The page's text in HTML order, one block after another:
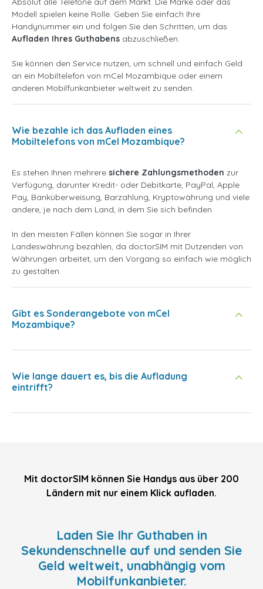
Modell spielen keine Rolle. Geben Sie einfach Ihre
Handynummer ein und folgen Sie den Schritten, um das
Aufladen Ihres Guthabens abzuschließen.
Sie können den Service nutzen, um schnell und einfach Geld
an ein Mobiltelefon von mCel Mozambique oder einem
anderen Mobilfunkanbieter weltweit zu senden.
Wie bezahle ich das Aufladen eines
Mobiltelefons von mCel Mozambique?
Es stehen Ihnen mehrere sichere Zahlungsmethoden zur
Verfügung, darunter Kredit- oder Debitkarte, PayPal, Apple
Pay, Banküberweisung, Barzahlung, Kryptowährung und viele
andere, je nach dem Land, in dem Sie sich befinden.
In den meisten Fällen können Sie sogar in Ihrer
Landeswährung bezahlen, da doctorSIM mit Dutzenden von
Währungen arbeitet, um den Vorgang so einfach wie möglich
zu gestalten.
Gibt es Sonderangebote von mCel
Mozambique?
Wie lange dauert es, bis die Aufladung
eintrifft?
Mit doctorSIM können Sie Handys aus über 200
Ländern mit nur einem Klick aufladen.
Laden Sie Ihr Guthaben in
Sekundenschnelle auf und senden Sie
Geld weltweit, unabhängig vom
Mobilfunkanbieter.